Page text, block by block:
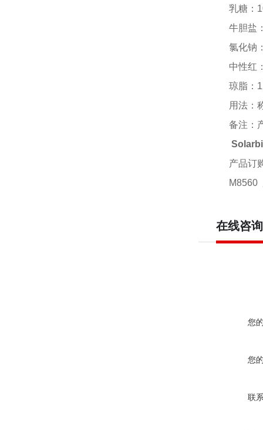
乳糖：
牛胆盐
氯化钠
中性红
琼脂：
用法：
备注：
产品订
M8560
在线咨询
您
您
联